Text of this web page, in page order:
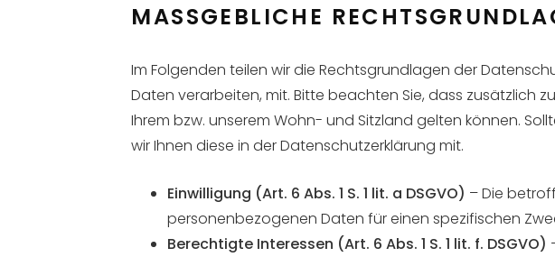
MASSGEBLICHE
Im Folgenden teilen wir die Rechtsgrundlagen der
Daten verarbeiten, mit. Bitte beachten Sie, dass zusätzlich
Ihrem bzw. unserem Wohn- und Sitzland gelten können.
wir Ihnen diese in der Datenschutzerklärung mit.
Einwilligung (Art. 6 Abs. 1 S. 1 lit. a DSGVO) – Die
personenbezogenen Daten für einen spezifischen
Berechtigte Interessen (Art. 6 Abs. 1 S. 1 lit. f. DSGVO)